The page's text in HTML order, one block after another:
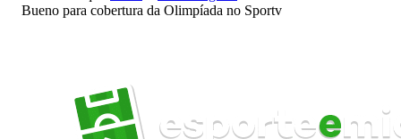
Bueno para cobertura da Olimpíada no Sportv